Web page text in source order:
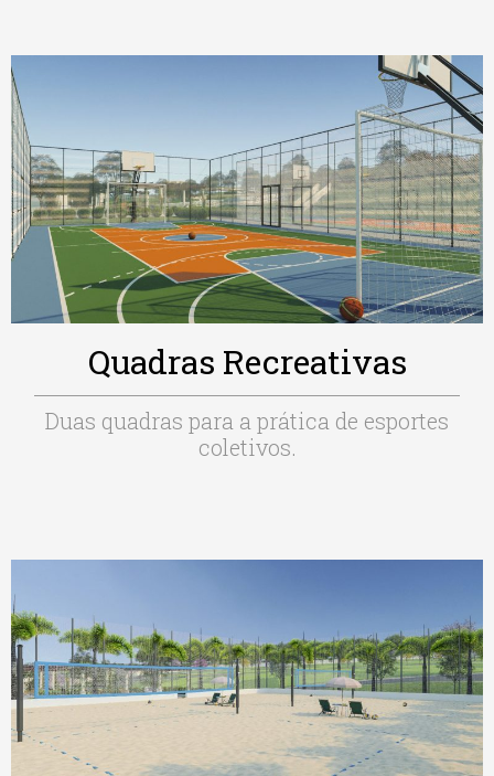
Quadras Recreativas
Duas quadras para a prática de esportes
coletivos.